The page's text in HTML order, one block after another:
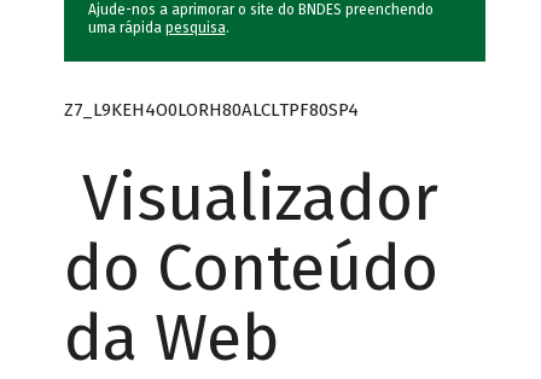
Ajude-nos a aprimorar o site do BNDES preenchendo
uma rápida pesquisa.
Z7_L9KEH4O0LORH80ALCLTPF80SP4
Visualizador
do Conteúdo
da Web